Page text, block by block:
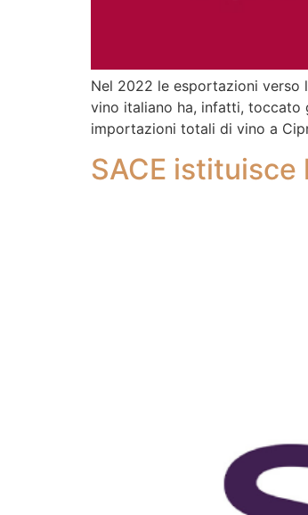
Nel 2022 le esportazioni verso
vino italiano ha, infatti, toccato
importazioni totali di vino a
SACE istituisce